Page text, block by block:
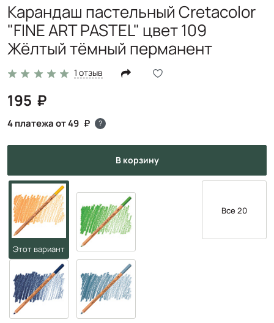
Карандаш пастельный Cretacolor
"FINE ART PASTEL" цвет 109
Жёлтый тёмный перманент
1 отзыв
195
4 платежа от 49 ?
в корзину
Все 20